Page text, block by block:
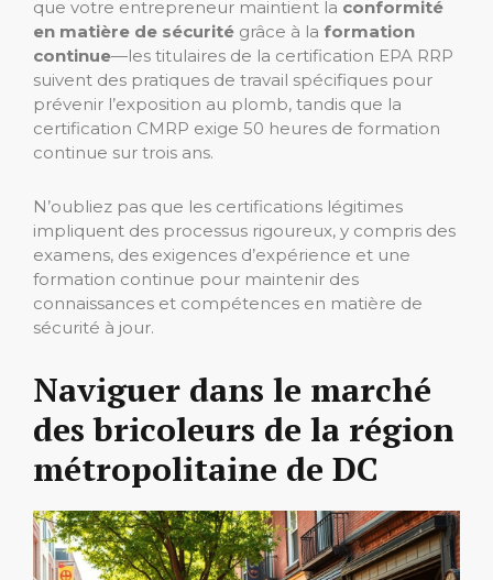
que votre entrepreneur maintient la conformité
en matière de sécurité grâce à la formation
continue—les titulaires de la certification EPA RRP
suivent des pratiques de travail spécifiques pour
prévenir l’exposition au plomb, tandis que la
certification CMRP exige 50 heures de formation
continue sur trois ans.
N’oubliez pas que les certifications légitimes
impliquent des processus rigoureux, y compris des
examens, des exigences d’expérience et une
formation continue pour maintenir des
connaissances et compétences en matière de
sécurité à jour.
Naviguer dans le marché
des bricoleurs de la région
métropolitaine de DC